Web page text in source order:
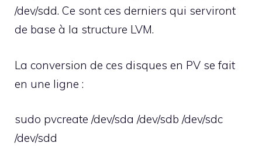
/dev/sdd. Ce sont ces derniers qui serviront
de base à la structure LVM.
La conversion de ces disques en PV se fait
en une ligne :
sudo pvcreate /dev/sda /dev/sdb /dev/sdc
/dev/sdd